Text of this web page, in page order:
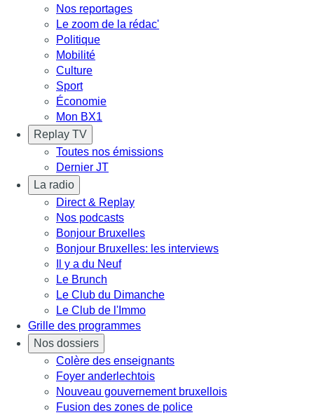
Nos reportages
Le zoom de la rédac'
Politique
Mobilité
Culture
Sport
Économie
Mon BX1
Replay TV
Toutes nos émissions
Dernier JT
La radio
Direct & Replay
Nos podcasts
Bonjour Bruxelles
Bonjour Bruxelles: les interviews
Il y a du Neuf
Le Brunch
Le Club du Dimanche
Le Club de l'Immo
Grille des programmes
Nos dossiers
Colère des enseignants
Foyer anderlechtois
Nouveau gouvernement bruxellois
Fusion des zones de police